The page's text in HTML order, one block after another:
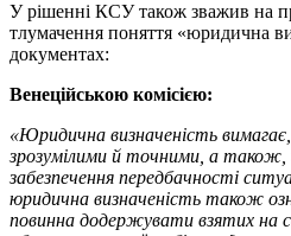
У рішенні КСУ також зважив на
тлумачення поняття «юридична
документах:
Венеційською комісією:
«Юридична визначеність
зрозумілими й точними, а
забезпечення передбачності
юридична визначеність також
повинна додержувати взятих на